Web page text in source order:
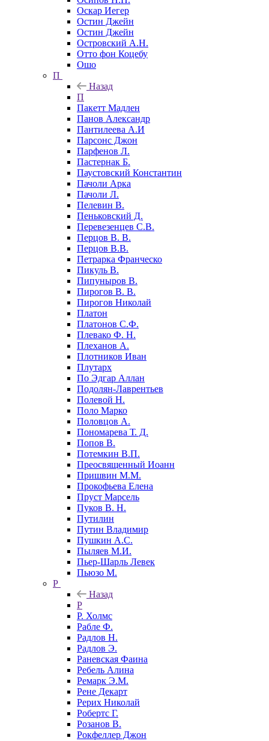
Оскар Иегер
Остин Джейн
Остин Джейн
Островский А.Н.
Отто фон Коцебу
Ошо
П
Назад
П
Пакетт Мадлен
Панов Александр
Пантилеева А.И
Парсонс Джон
Парфенов Л.
Пастернак Б.
Паустовский Константин
Пачоли Арка
Пачоли Л.
Пелевин В.
Пеньковский Д.
Перевезенцев С.В.
Перцов В. В.
Перцов В.В.
Петрарка Франческо
Пикуль В.
Пипуныров В.
Пирогов В. В.
Пирогов Николай
Платон
Платонов С.Ф.
Плевако Ф. Н.
Плеханов А.
Плотников Иван
Плутарх
По Эдгар Аллан
Подолян-Лаврентьев
Полевой Н.
Поло Марко
Половцов А.
Пономарева Т. Д.
Попов В.
Потемкин В.П.
Преосвященный Иоанн
Пришвин М.М.
Прокофьева Елена
Пруст Марсель
Пуков В. Н.
Путилин
Путин Владимир
Пушкин А.С.
Пыляев М.И.
Пьер-Шарль Левек
Пьюзо М.
Р
Назад
Р
Р. Холмс
Рабле Ф.
Радлов Н.
Радлов Э.
Раневская Фаина
Ребель Алина
Ремарк Э.М.
Рене Декарт
Рерих Николай
Робертс Г.
Розанов В.
Рокфеллер Джон